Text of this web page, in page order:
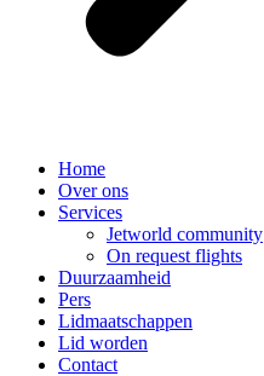
Home
Over ons
Services
Jetworld community
On request flights
Duurzaamheid
Pers
Lidmaatschappen
Lid worden
Contact